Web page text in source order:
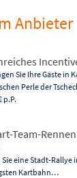
Anbieter
Sie Ihre Gäste in
Perle der
p.P.
Team-
Sie eine Stadt-Rallye
Kartbahn…